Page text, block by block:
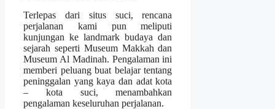
Terlepas dari situs suci, rencana
perjalanan kami pun meliputi
kunjungan ke landmark budaya dan
sejarah seperti Museum Makkah dan
Museum Al Madinah. Pengalaman ini
memberi peluang buat belajar tentang
peninggalan yang kaya dan adat kota
– kota suci, menambahkan
pengalaman keseluruhan perjalanan.